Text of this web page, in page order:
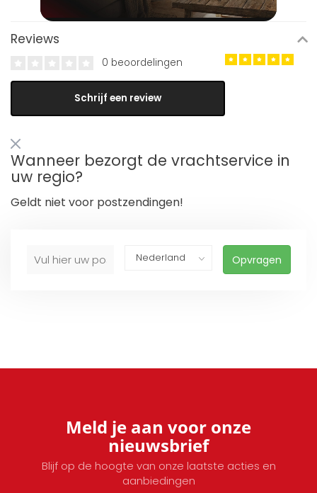
Reviews
0 beoordelingen
Schrijf een review
Wanneer bezorgt de vrachtservice in
uw regio?
Geldt niet voor postzendingen!
Opvragen
Meld je aan voor onze
nieuwsbrief
Blijf op de hoogte van onze laatste acties en
aanbiedingen